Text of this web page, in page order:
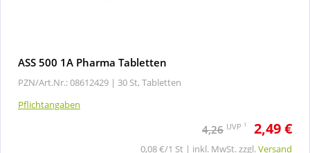
ASS 500 1A Pharma Tabletten
PZN/Art.Nr.: 08612429 | 30 St, Tabletten
Pflichtangaben
4,26 UVP 1 2,49 €
0,08 €/1 St | inkl. MwSt. zzgl.Versand